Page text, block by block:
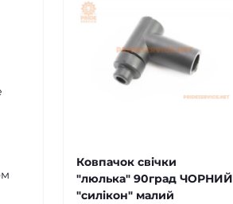
Ковпачок свічки
"люлька" 90град ЧОРНИЙ
"силікон" малий